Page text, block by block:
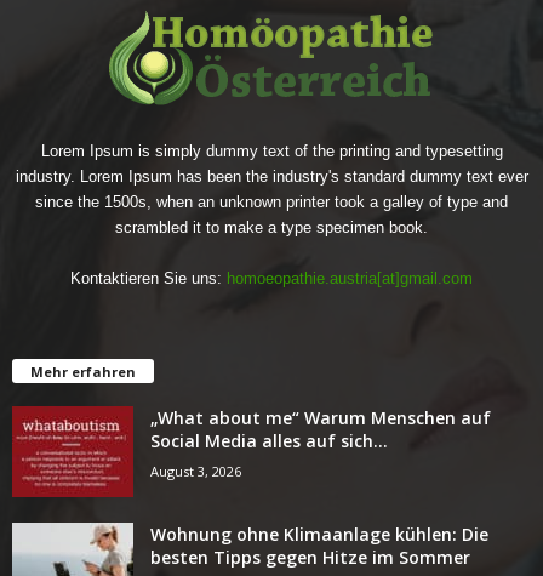
Lorem Ipsum is simply dummy text of the printing and typesetting
industry. Lorem Ipsum has been the industry's standard dummy text ever
since the 1500s, when an unknown printer took a galley of type and
scrambled it to make a type specimen book.
Kontaktieren Sie uns: homoeopathie.austria[at]gmail.com
Mehr erfahren
„What about me“ Warum Menschen auf
Social Media alles auf sich...
August 3, 2026
Wohnung ohne Klimaanlage kühlen: Die
besten Tipps gegen Hitze im Sommer